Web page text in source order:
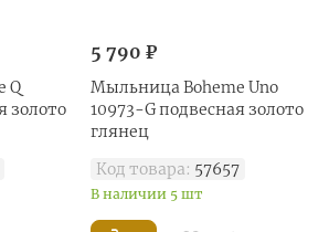
Q
золото
5 790 ₽
Мыльница Boheme Uno
10973-G подвесная золото
глянец
Код товара: 57657
В наличии 5 шт